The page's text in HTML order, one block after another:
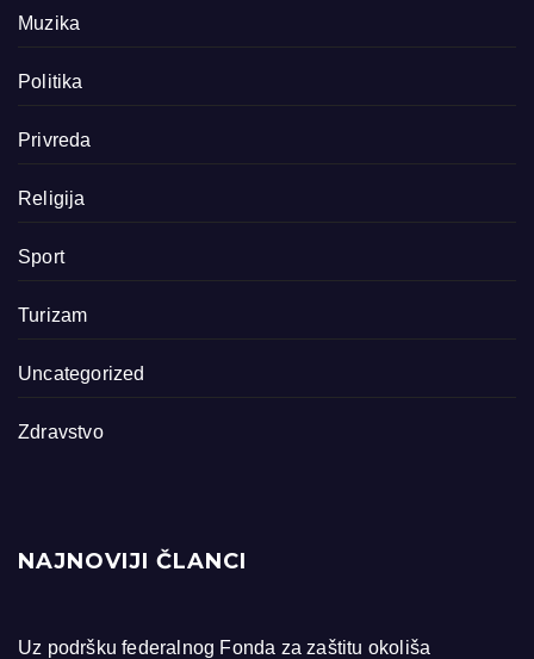
Muzika
Politika
Privreda
Religija
Sport
Turizam
Uncategorized
Zdravstvo
NAJNOVIJI ČLANCI
Uz podršku federalnog Fonda za zaštitu okoliša